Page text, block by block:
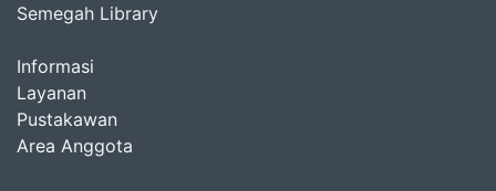
Semegah Library
Informasi
Layanan
Pustakawan
Area Anggota